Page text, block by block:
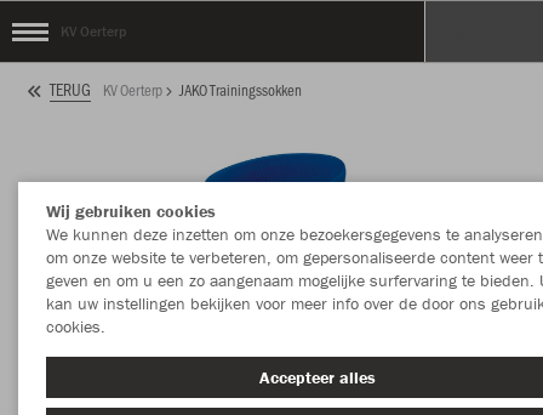
KV Oerterp
TERUG KV Oerterp JAKO Trainingssokken
Wij gebruiken cookies
We kunnen deze inzetten om onze bezoekersgegevens te
om onze website te verbeteren, om gepersonaliseerde content weer
geven en om u een zo aangenaam mogelijke surfervaring te bieden.
kan uw instellingen bekijken voor meer info over de door ons
cookies.
Accepteer alles